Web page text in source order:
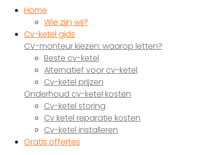
Home
Wie zijn wij?
Cv-ketel gids
CV-monteur kiezen: waarop letten?
Beste cv-ketel
Alternatief voor cv-ketel
Cv-ketel prijzen
Onderhoud cv-ketel kosten
Cv-ketel storing
Cv ketel reparatie kosten
Cv-ketel installeren
Gratis offertes